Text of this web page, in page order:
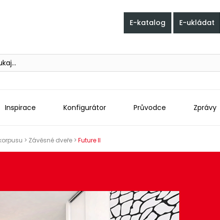
E-katalog E-ukládat
Inspirace Konfigurátor Průvodce Zprávy
> Závěsné dveře > Future II